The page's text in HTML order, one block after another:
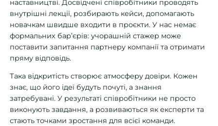
наставництві. Досвідчені співробітники проводять
внутрішні лекції, розбирають кейси, допомагають
новачкам швидше входити в проєкти. У нас немає
формальних бар’єрів: учорашній стажер може
поставити запитання партнеру компанії та отримати
пряму відповідь.
Така відкритість створює атмосферу довіри. Кожен
знає, що його ідеї будуть почуті, а знання
затребувані. У результаті співробітники не просто
виконують завдання, а розвиваються як експерти та
стають точками зростання для всієї команди.